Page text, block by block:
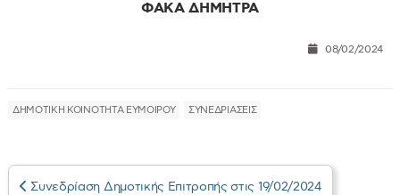
ΦΑΚΑ ΔΗΜΗΤΡΑ
08/02/2024
ΔΗΜΟΤΙΚΗ ΚΟΙΝΟΤΗΤΑ ΕΥΜΟΙΡΟΥ ΣΥΝΕΔΡΙΑΣΕΙΣ
Συνεδρίαση Δημοτικής Επιτροπής στις 19/02/2024